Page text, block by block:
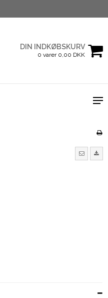
DIN INDKØBSKURV
0 varer 0,00 DKK